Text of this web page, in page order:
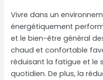
Vivre dans un
énergétiquement
et le bien-être général
chaud et confortable
réduisant la fatigue et le
quotidien. De plus, la